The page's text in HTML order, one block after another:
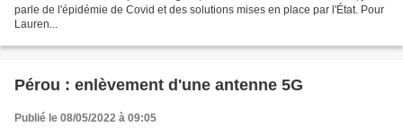
parle de l'épidémie de Covid et des solutions mises en place par l'État. Pour
Lauren...
Pérou : enlèvement d'une antenne 5G
Publié le 08/05/2022 à 09:05